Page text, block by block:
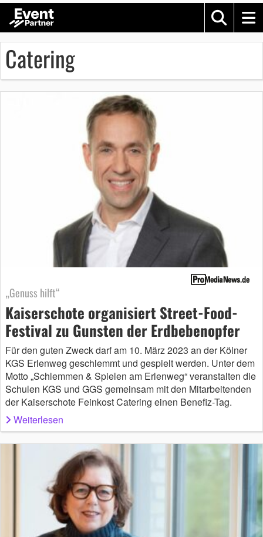
Catering
„Genuss hilft“
Kaiserschote organisiert Street-Food-
Festival zu Gunsten der Erdbebenopfer
Für den guten Zweck darf am 10. März 2023 an der Kölner
KGS Erlenweg geschlemmt und gespielt werden. Unter dem
Motto „Schlemmen & Spielen am Erlenweg“ veranstalten die
Schulen KGS und GGS gemeinsam mit den Mitarbeitenden
der Kaiserschote Feinkost Catering einen Benefiz-Tag.
Weiterlesen